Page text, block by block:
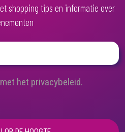
shopping tips en informatie over
(
e
i
het privacybeleid.